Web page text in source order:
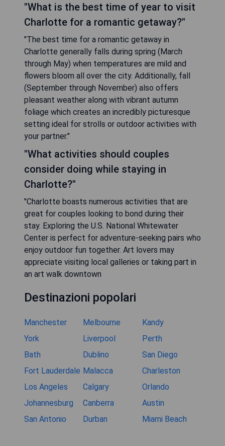
"What is the best time of year to visit
Charlotte for a romantic getaway?"
"The best time for a romantic getaway in
Charlotte generally falls during spring (March
through May) when temperatures are mild and
flowers bloom all over the city. Additionally, fall
(September through November) also offers
pleasant weather along with vibrant autumn
foliage which creates an incredibly picturesque
setting ideal for strolls or outdoor activities with
your partner."
"What activities should couples
consider doing while staying in
Charlotte?"
"Charlotte boasts numerous activities that are
great for couples looking to bond during their
stay. Exploring the U.S. National Whitewater
Center is perfect for adventure-seeking pairs who
enjoy outdoor fun together. Art lovers may
appreciate visiting local galleries or taking part in
an art walk downtown
Destinazioni popolari
Manchester Melbourne
Kandy
York
Liverpool
Perth
Bath
Dublino
San Diego
Fort Lauderdale Malacca
Charleston
Los Angeles
Calgary
Orlando
Johannesburg
Canberra
Austin
San Antonio
Durban Miami Beach